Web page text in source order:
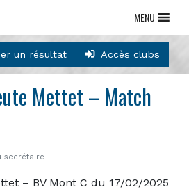
un résultat Accès clubs
MENU
Mettet – Match
secrétaire
– BV Mont C du 17/02/2025